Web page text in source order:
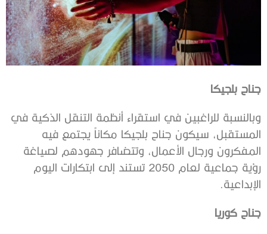
جناح بلجيكا
وبالنسبة للراغبين في استقراء أنظمة التنقل الذكية في
المستقبل، سيكون جناح بلجيكا مكاناً يجتمع فيه
المفكرون ورجال الأعمال، وتتضافر جهودهم لصياغة
رؤية جماعية لعام 2050 تستند إلى ابتكارات اليوم
الإبداعية.
جناح كوريا